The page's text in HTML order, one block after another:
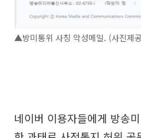
▲방미통위 사칭 악성메일. (사진제
네이버 이용자들에게 방송